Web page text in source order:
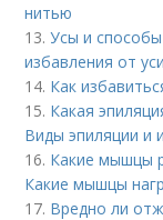
нитью
13.Усы и
избавления от
14. Как
15. Какая
Виды эпиляции и
16. Какие мышцы
Какие мышцы
17. Вредно ли